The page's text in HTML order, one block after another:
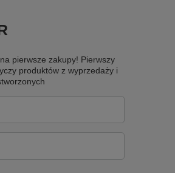
pierwsze zakupy! Pierwszy
produktów z wyprzedaży i